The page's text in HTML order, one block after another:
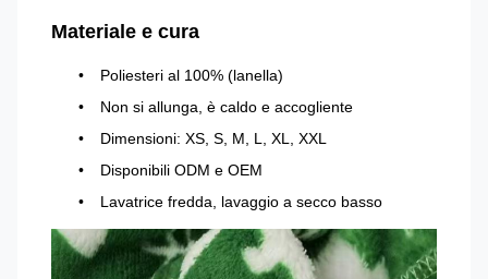
Materiale e cura
Poliesteri al 100% (lanella)
Non si allunga, è caldo e accogliente
Dimensioni: XS, S, M, L, XL, XXL
Disponibili ODM e OEM
Lavatrice fredda, lavaggio a secco basso